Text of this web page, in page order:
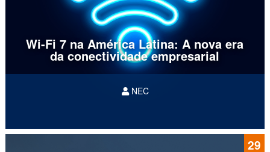
Wi-Fi 7 na América Latina: A nova era
da conectividade empresarial
NEC
29